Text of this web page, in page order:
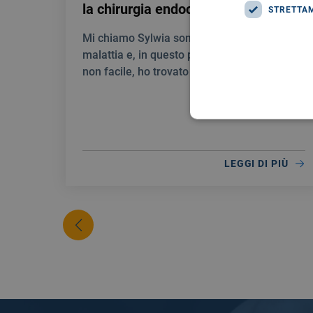
la chirurgia endocrina del Giglio
Mi chiamo Sylwia sono stata colpita da una
malattia e, in questo percorso umanamente
non facile, ho trovato un’assistenza unica.
LEGGI DI PIÙ